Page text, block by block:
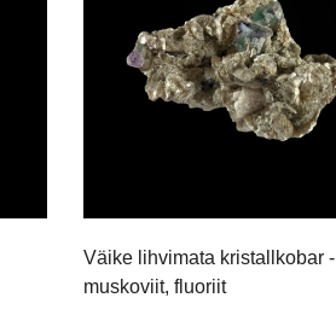
Väike lihvimata kristallkobar -
muskoviit, fluoriit